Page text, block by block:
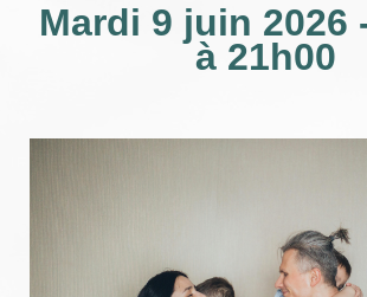
Mardi 9 juin 2026
à 21h00